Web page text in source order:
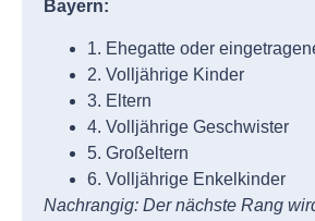
Bayern:
1. Ehegatte oder
2. Volljährige Kinder
3. Eltern
4. Volljährige Geschwister
5. Großeltern
6. Volljährige Enkelkinder
Nachrangig: Der nächste Rang